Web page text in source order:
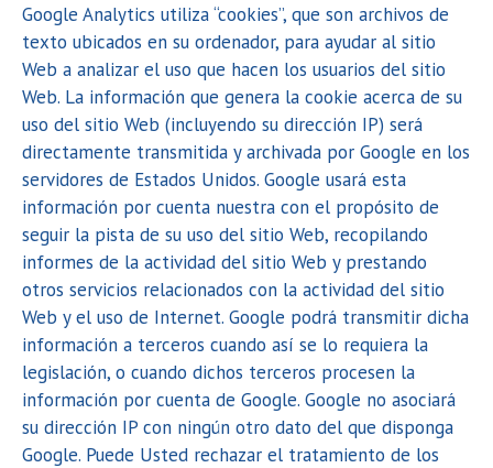
Google Analytics utiliza “cookies”, que son archivos de
texto ubicados en su ordenador, para ayudar al sitio
Web a analizar el uso que hacen los usuarios del sitio
Web. La información que genera la cookie acerca de su
uso del sitio Web (incluyendo su dirección IP) será
directamente transmitida y archivada por Google en los
servidores de Estados Unidos. Google usará esta
información por cuenta nuestra con el propósito de
seguir la pista de su uso del sitio Web, recopilando
informes de la actividad del sitio Web y prestando
otros servicios relacionados con la actividad del sitio
Web y el uso de Internet. Google podrá transmitir dicha
información a terceros cuando así se lo requiera la
legislación, o cuando dichos terceros procesen la
información por cuenta de Google. Google no asociará
su dirección IP con ningún otro dato del que disponga
Google. Puede Usted rechazar el tratamiento de los